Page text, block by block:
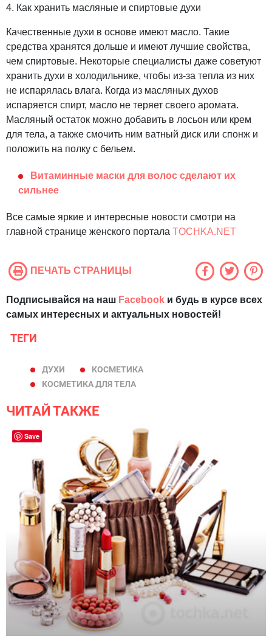
4. Как хранить масляные и спиртовые духи
Качественные духи в основе имеют масло. Такие
средства хранятся дольше и имеют лучшие свойства,
чем спиртовые. Некоторые специалисты даже советуют
хранить духи в холодильнике, чтобы из-за тепла из них
не испарялась влага. Когда из масляных духов
испаряется спирт, масло не теряет своего аромата.
Масляный остаток можно добавить в лосьон или крем
для тела, а также смочить ним ватный диск или спонж и
положить на полку с бельем.
Витаминные маски для волос сделают их
сильнее
Все самые яркие и интересные новости смотри на
главной странице женского портала TOCHKA.NET
ПЕЧАТЬ СТРАНИЦЫ
Подписывайся на наш Facebook и будь в курсе всех
самых интересных и актуальных новостей!
ТЕГИ
ДУХИ
КОСМЕТИКА
КОСМЕТИКА ДЛЯ ТЕЛА
ЧИТАЙ ТАКЖЕ
Save